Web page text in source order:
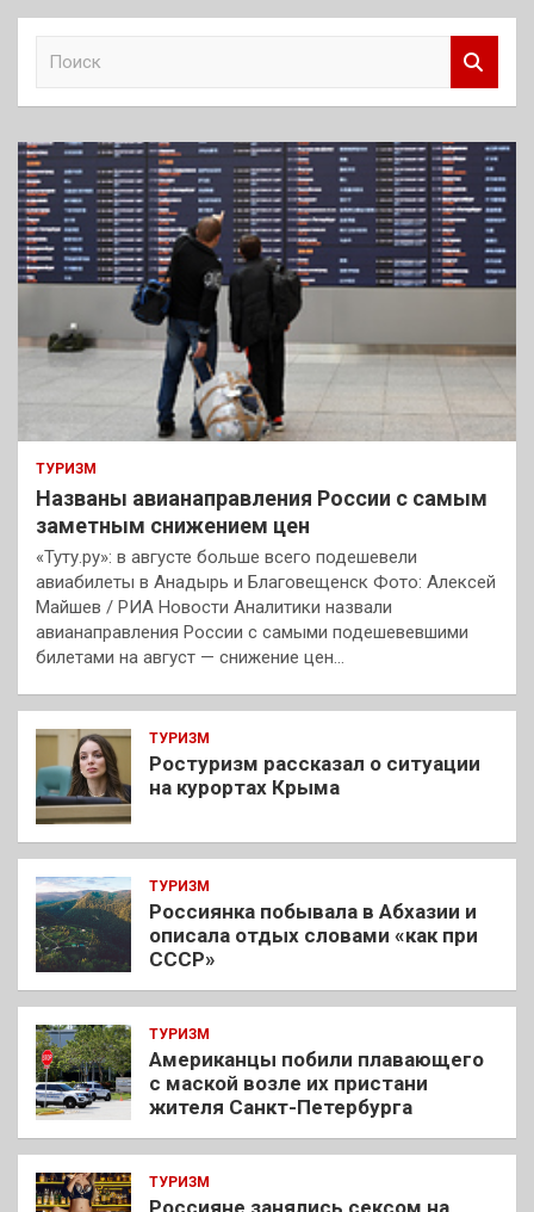
к
ТУРИЗМ
Названы авианаправления России с самым
заметным снижением цен
«Туту.ру»: в августе больше всего подешевели
авиабилеты в Анадырь и Благовещенск Фото: Алексей
Майшев / РИА Новости Аналитики назвали
авианаправления России с самыми подешевевшими
билетами на август — снижение цен…
ТУРИЗМ
Ростуризм рассказал о ситуации
на курортах Крыма
ТУРИЗМ
Россиянка побывала в Абхазии и
описала отдых словами «как при
СССР»
ТУРИЗМ
Американцы побили плавающего
с маской возле их пристани
жителя Санкт-Петербурга
ТУРИЗМ
Россияне занялись сексом на